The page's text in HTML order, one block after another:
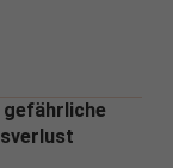
gefährliche